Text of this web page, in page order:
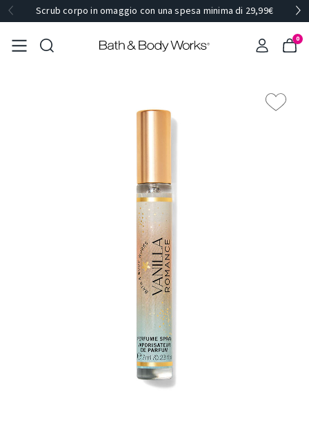
Scrub corpo in omaggio con una spesa minima di 29,99€
0